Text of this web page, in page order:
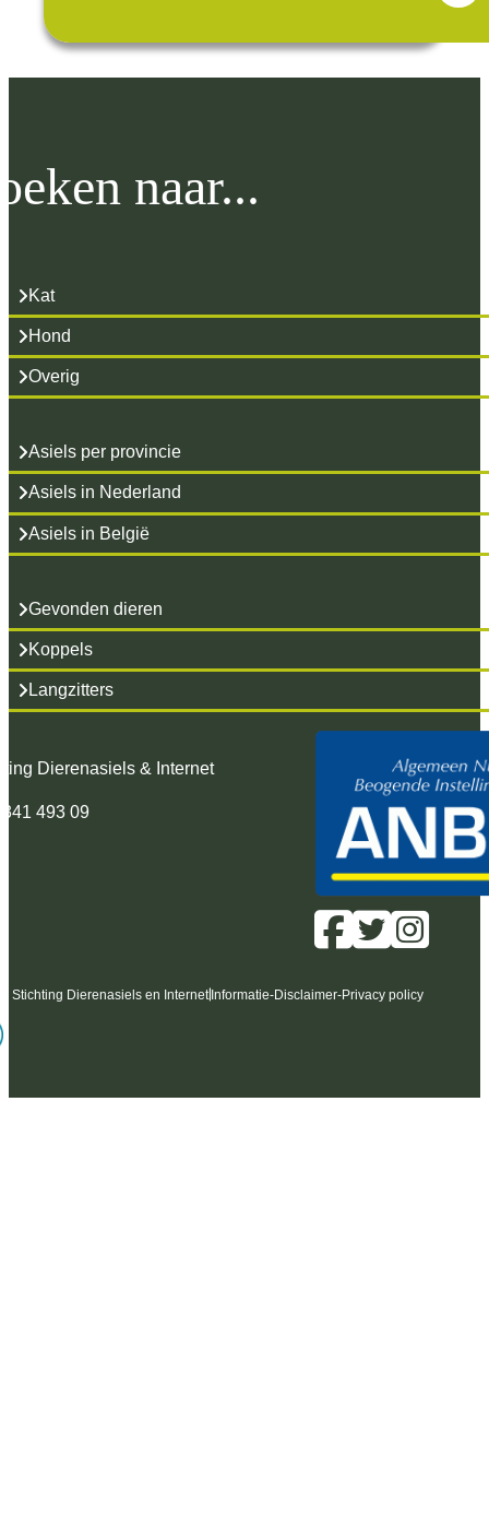
naar...
Kat
Hond
Overig
Asiels per provincie
Asiels in Nederland
Asiels in België
Gevonden dieren
Koppels
Langzitters
Dierenasiels & Internet
493 09
Stichting Dierenasiels en Internet Informatie-Disclaimer-Privacy policy